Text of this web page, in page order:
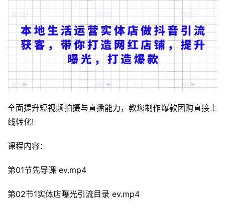
全面提升短视频拍摄与直播能力，教您制作爆款团购直接上
线转化!
课程内容：
第01节先导课 ev.mp4
第02节1实体店曝光引流目录 ev.mp4